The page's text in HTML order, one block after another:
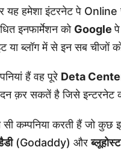
यह हमेशा इंटरनेट पे
इनफार्मेशन को Googleपे
या ब्लॉग में से इन सब चीजों
हैं वह पूरे Deta
क़र सकतें है जिसे इन्टरनेट
सी कम्पनिया करती हैं जो
(Godaddy) औरब्लूहोस्ट